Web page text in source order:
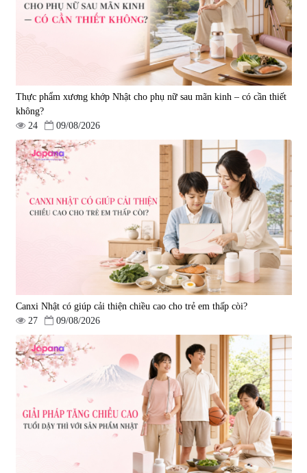
Thực phẩm xương khớp Nhật cho phụ nữ sau mãn kinh – có cần thiết
không?
24
09/08/2026
Canxi Nhật có giúp cải thiện chiều cao cho trẻ em thấp còi?
27
09/08/2026